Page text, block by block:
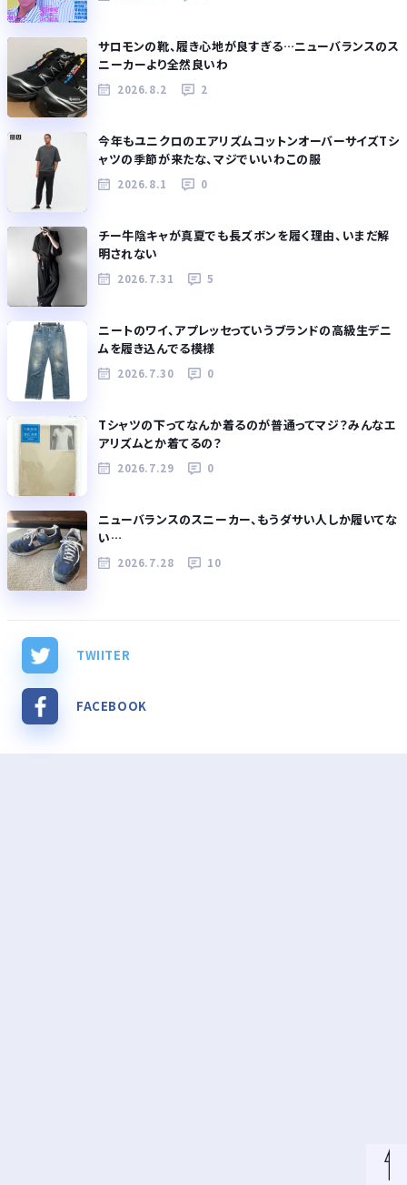
サロモンの靴、履き心地が良すぎる…ニューバランスのス
ニーカーより全然良いわ
2026.8.2 2
今年もユニクロのエアリズムコットンオーバーサイズTシ
ャツの季節が来たな、マジでいいわこの服
2026.8.1 0
チー牛陰キャが真夏でも長ズボンを履く理由、いまだ解
明されない
2026.7.31 5
ニートのワイ、アプレッセっていうブランドの高級生デニ
ムを履き込んでる模様
2026.7.30 0
Tシャツの下ってなんか着るのが普通ってマジ？みんなエ
アリズムとか着てるの？
2026.7.29 0
ニューバランスのスニーカー、もうダサい人しか履いてな
い…
2026.7.28 10
TWIITER
FACEBOOK